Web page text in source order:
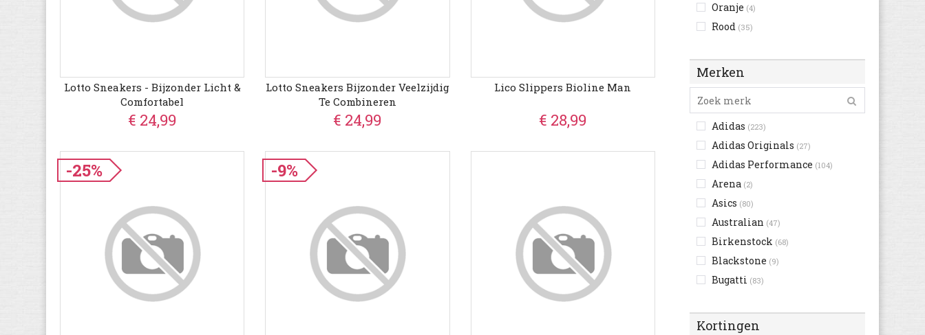
Oranje (4)
Rood (35)
Wit
Zwart(776)
Merken
Adidas (223)
Adidas Originals (27)
Adidas Performance (104)
Arena (2)
Asics (80)
Australian (47)
Birkenstock (68)
Blackstone (9)
Bugatti (83)
Camel Active
Kortingen
Lotto Sneakers - Bijzonder Licht &
Comfortabel
€ 24,99
Lotto Sneakers Bijzonder Veelzijdig
Te Combineren
€ 24,99
Lico Slippers Bioline Man
€ 28,99
-25% -9%